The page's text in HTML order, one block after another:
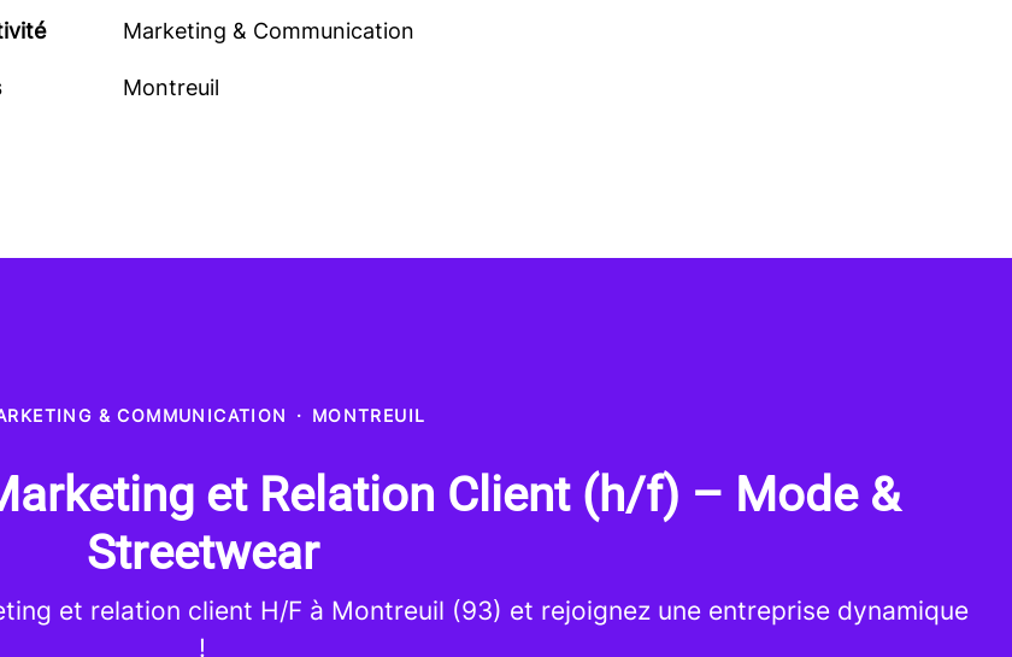
Marketing & Communication
Montreuil
& COMMUNICATION · MONTREUIL
et Relation Client (h/f) – Mode &
Streetwear
et relation client H/F à Montreuil (93) et rejoignez une entreprise dynamique
!